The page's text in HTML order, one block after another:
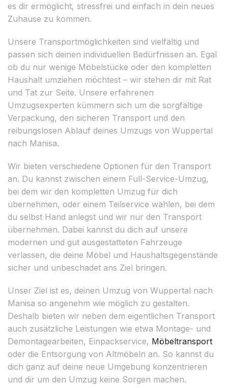
es dir ermöglicht, stressfrei und einfach in dein neues
Zuhause zu kommen.
Unsere Transportmöglichkeiten sind vielfältig und
passen sich deinen individuellen Bedürfnissen an. Egal
ob du nur wenige Möbelstücke oder den kompletten
Haushalt umziehen möchtest – wir stehen dir mit Rat
und Tat zur Seite. Unsere erfahrenen
Umzugsexperten kümmern sich um die sorgfältige
Verpackung, den sicheren Transport und den
reibungslosen Ablauf deines Umzugs von Wuppertal
nach Manisa.
Wir bieten verschiedene Optionen für den Transport
an. Du kannst zwischen einem Full-Service-Umzug,
bei dem wir den kompletten Umzug für dich
übernehmen, oder einem Teilservice wählen, bei dem
du selbst Hand anlegst und wir nur den Transport
übernehmen. Dabei kannst du dich auf unsere
modernen und gut ausgestatteten Fahrzeuge
verlassen, die deine Möbel und Haushaltsgegenstände
sicher und unbeschadet ans Ziel bringen.
Unser Ziel ist es, deinen Umzug von Wuppertal nach
Manisa so angenehm wie möglich zu gestalten.
Deshalb bieten wir neben dem eigentlichen Transport
auch zusätzliche Leistungen wie etwa Montage- und
Demontagearbeiten, Einpackservice, Möbeltransport
oder die Entsorgung von Altmöbeln an. So kannst du
dich ganz auf deine neue Umgebung konzentrieren
und dir um den Umzug keine Sorgen machen.